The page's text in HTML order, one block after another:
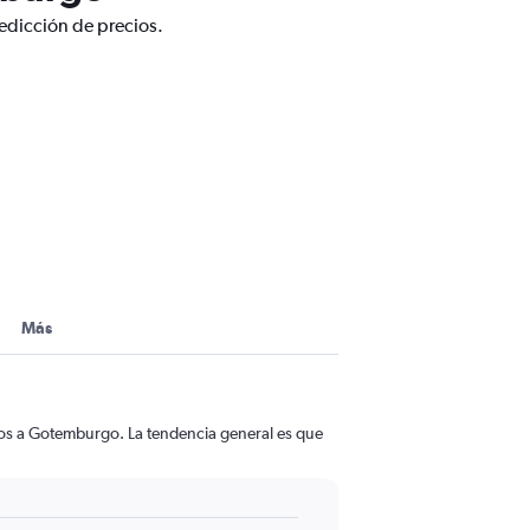
de precios.
Más
a Gotemburgo. La tendencia general es que